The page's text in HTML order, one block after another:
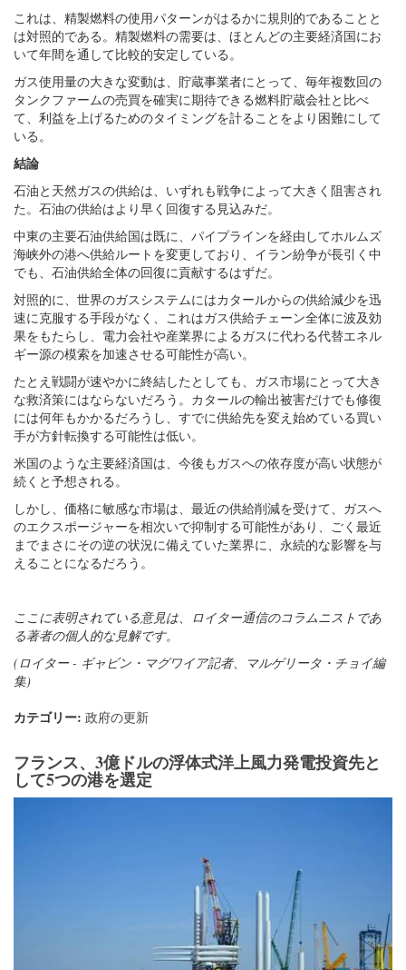
これは、精製燃料の使用パターンがはるかに規則的であることと
は対照的である。精製燃料の需要は、ほとんどの主要経済国にお
いて年間を通して比較的安定している。
ガス使用量の大きな変動は、貯蔵事業者にとって、毎年複数回の
タンクファームの売買を確実に期待できる燃料貯蔵会社と比べ
て、利益を上げるためのタイミングを計ることをより困難にして
いる。
結論
石油と天然ガスの供給は、いずれも戦争によって大きく阻害され
た。石油の供給はより早く回復する見込みだ。
中東の主要石油供給国は既に、パイプラインを経由してホルムズ
海峡外の港へ供給ルートを変更しており、イラン紛争が長引く中
でも、石油供給全体の回復に貢献するはずだ。
対照的に、世界のガスシステムにはカタールからの供給減少を迅
速に克服する手段がなく、これはガス供給チェーン全体に波及効
果をもたらし、電力会社や産業界によるガスに代わる代替エネル
ギー源の模索を加速させる可能性が高い。
たとえ戦闘が速やかに終結したとしても、ガス市場にとって大き
な救済策にはならないだろう。カタールの輸出被害だけでも修復
には何年もかかるだろうし、すでに供給先を変え始めている買い
手が方針転換する可能性は低い。
米国のような主要経済国は、今後もガスへの依存度が高い状態が
続くと予想される。
しかし、価格に敏感な市場は、最近の供給削減を受けて、ガスへ
のエクスポージャーを相次いで抑制する可能性があり、ごく最近
までまさにその逆の状況に備えていた業界に、永続的な影響を与
えることになるだろう。
ここに表明されている意見は、ロイター通信のコラムニストであ
る著者の個人的な見解です。
(ロイター - ギャビン・マグワイア記者、マルゲリータ・チョイ編
集)
カテゴリー: 政府の更新
フランス、3億ドルの浮体式洋上風力発電投資先と
して5つの港を選定